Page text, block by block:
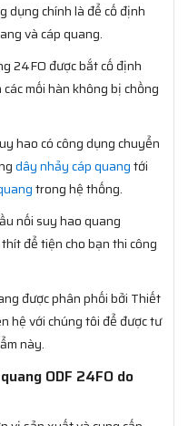
dụng chính là để cố định
và cáp quang.
24FO được bắt cố định
mối hàn không bị chồng
hao có công dụng chuyển
dây nhảy cáp quangtới
trong hệ thống.
nối suy hao quang
để tiện cho bạn thi công
được phân phối bởi Thiết
hệ với chúng tôi để được tư
này.
ODF 24FO do